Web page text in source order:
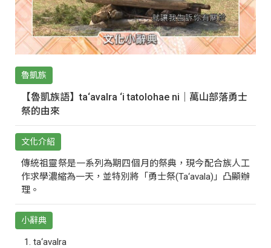
魯凱族
【魯凱族語】ta‘avalra ‘i tatolohae ni｜萬山部落勇士
祭的由來
文化介紹
傳統祖靈祭是一系列為期四個月的祭典，現今配合族人工
作求學濃縮為一天，並特別將「勇士祭(Ta‘avala)」凸顯辦
理。
小辭典
ta‘avalra